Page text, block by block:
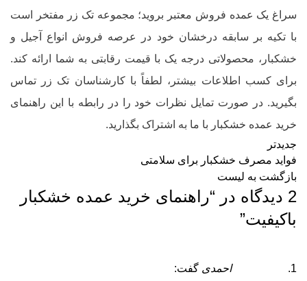
سراغ یک عمده ‎فروش معتبر بروید؛ مجموعه تک زر مفتخر است
با تکیه بر سابقه درخشان خود در عرصه فروش انواع آجیل و
خشکبار، محصولاتی درجه یک با قیمت رقابتی به شما ارائه کند.
برای کسب اطلاعات بیشتر، لطفاً با کارشناسان تک زر تماس
بگیرید. در صورت تمایل نظرات خود را در رابطه با این راهنمای
خرید عمده خشکبار با ما به اشتراک بگذارید.
جدیدتر
فواید مصرف خشکبار برای سلامتی
بازگشت به لیست
2 دیدگاه در “
راهنمای خرید عمده خشکبار
باکیفیت”
احمدی گفت: